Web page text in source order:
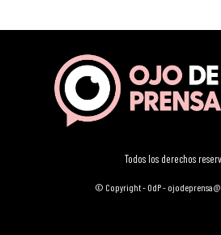
Todos los derechos
© Copyright - OdP -